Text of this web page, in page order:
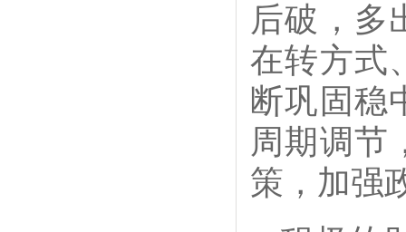
后破，多
在转方式
断巩固稳
周期调节
策，加强